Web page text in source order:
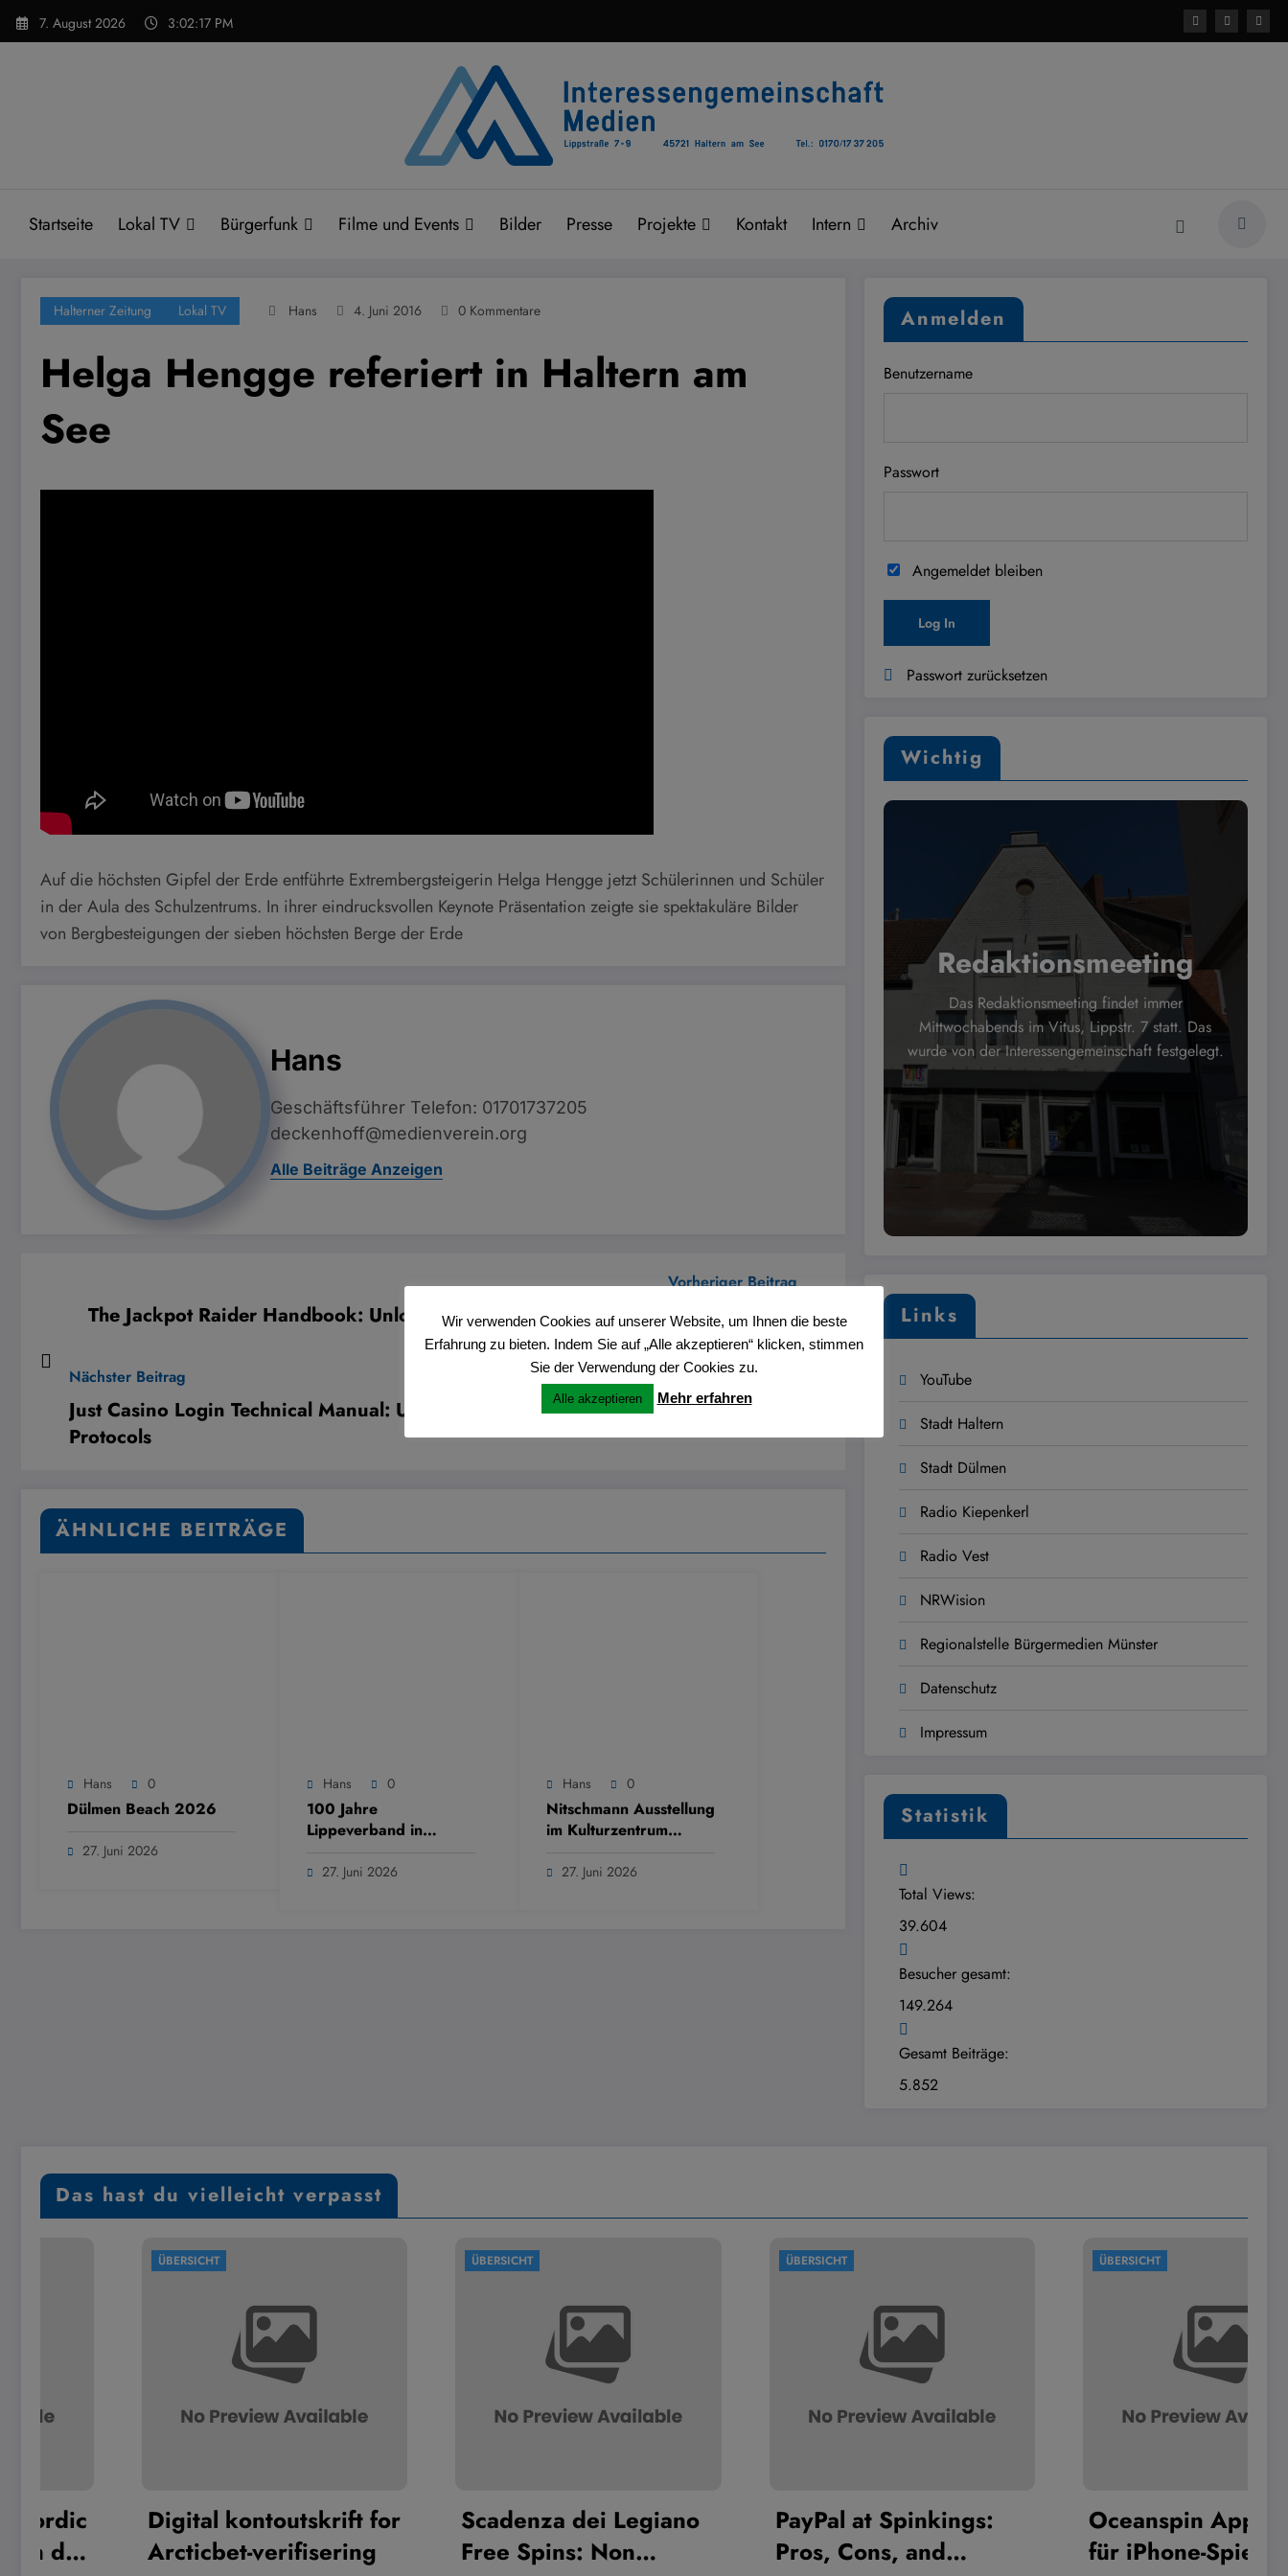
Zum
Inhalt
7. August 2026 3:02:18 PM
Startseite Lokal TV Bürgerfunk Filme und Events Bilder Presse Projekte Kontakt Intern Archiv
Halterner Zeitung Lokal TV Hans 4. Juni 2016 0 Kommentare
Helga Hengge referiert in Haltern am
See
Auf die höchsten Gipfel der Erde entführte Extrembergsteigerin Helga Hengge jetzt Schülerinnen und Schüler
in der Aula des Schulzentrums. In ihrer eindrucksvollen Keynote Präsentation zeigte sie spektakuläre Bilder
von Bergbesteigungen der sieben höchsten Berge der Erde
Hans
Geschäftsführer Telefon: 01701737205
deckenhoff@medienverein.org
Alle Beiträge Anzeigen
Vorheriger Beitrag
The Jackpot Raider Handbook: Unlocking the Game’s Payout Math & Mechanics
Nächster Beitrag
Just Casino Login Technical Manual: Unlocking Access, Bonuses, and Security
Protocols
ÄHNLICHE BEITRÄGE
Hans 0
Dülmen Beach 2026
27. Juni 2026
Hans 0
100 Jahre
Lippeverband in
27. Juni 2026
Hans 0
Nitschmann Ausstellung
im Kulturzentrum
27. Juni 2026
Anmelden
Benutzername
Passwort
Angemeldet bleiben
Passwort zurücksetzen
Wichtig
Redaktionsmeeting
Das Redaktionsmeeting findet immer
Mittwochabends im Vitus, Lippstr. 7 statt. Das
wurde von der Interessengemeinschaft festgelegt.
Links
YouTube
Stadt Haltern
Stadt Dülmen
Radio Kiepenkerl
Radio Vest
NRWision
Regionalstelle Bürgermedien Münster
Datenschutz
Impressum
Statistik
Total Views:
39.604
Besucher gesamt:
149.264
Gesamt Beiträge:
5.852
Das hast du vielleicht verpasst
Digital kontoutskrift for
Arcticbet-verifisering
Scadenza dei Legiano
Free Spins: Non
PayPal at Spinkings:
Pros, Cons, and
Oceanspin Apple Pay
für iPhone-Spieler
Wir verwenden Cookies auf unserer Website, um Ihnen die beste
Erfahrung zu bieten. Indem Sie auf „Alle akzeptieren“ klicken, stimmen
Sie der Verwendung der Cookies zu.
Alle akzeptieren Mehr erfahren